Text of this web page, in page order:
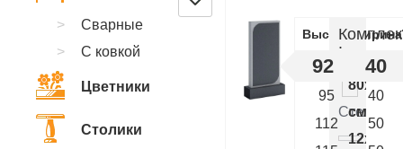
ВысотаШирина
92 40
95
40
112
50
:
Стелла
см.
Сварные
С ковкой
Цветники
Столики